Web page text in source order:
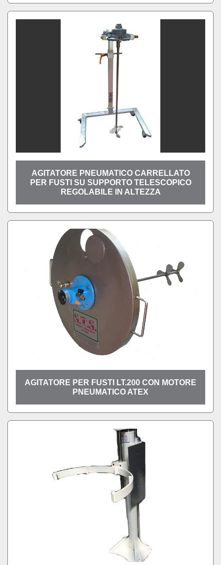
AGITATORE PNEUMATICO CARRELLATO
PER FUSTI SU SUPPORTO TELESCOPICO
REGOLABILE IN ALTEZZA
AGITATORE PER FUSTI LT.200 CON MOTORE
PNEUMATICO ATEX